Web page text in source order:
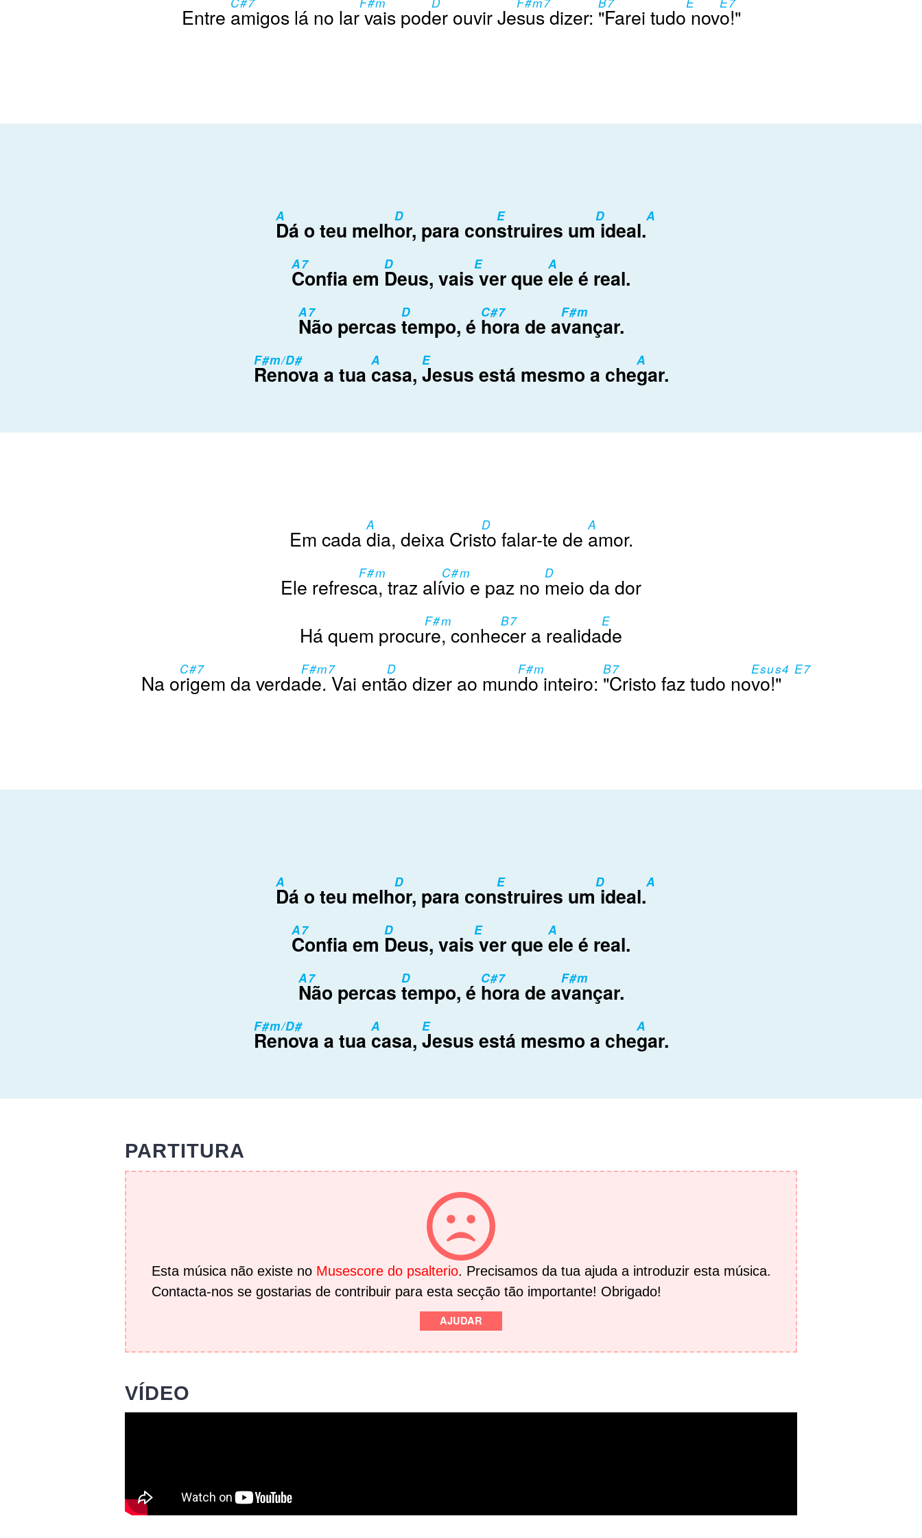
Entre amigos lá no larvais poder ouvir Jesus dizer: "Farei tudonovo!"
A
Dá o teu melh
D
or, para con
E
struires um
D
ideal.
A
A7
Confia em
D
Deus, vais
E
ver que
A
ele é real.
A7
Não percas
D
tempo, é
C#7
hora de a
F#m
vançar.
F#m/D#
Renova a tua
A
casa,
E
Jesus está mesmo a che
A
gar.
Em cada
A
dia, deixa Cris
D
to falar-te de
A
amor.
Ele refres
F#m
ca, traz alí
C#m
vio e paz no
D
meio da dor
Há quem procu
F#m
re, conhe
B7
cer a realida
E
de
Na o
C#7
rigem da verda
F#m7
de. Vai ent
D
ão dizer ao mun
F#m
do inteiro:
B7
"Cristo faz tudo no
Esus4 E7
vo!"
A
Dá o teu melh
D
or, para con
E
struires um
D
ideal.
A
A7
Confia em
D
Deus, vais
E
ver que
A
ele é real.
A7
Não percas
D
tempo, é
C#7
hora de a
F#m
vançar.
F#m/D#
Renova a tua
A
casa,
E
Jesus está mesmo a che
A
gar.
PARTITURA
Esta música não existe no Musescore do psalterio. Precisamos da tua ajuda a introduzir esta música.
Contacta-nos se gostarias de contribuir para esta secção tão importante! Obrigado!
AJUDAR
VÍDEO